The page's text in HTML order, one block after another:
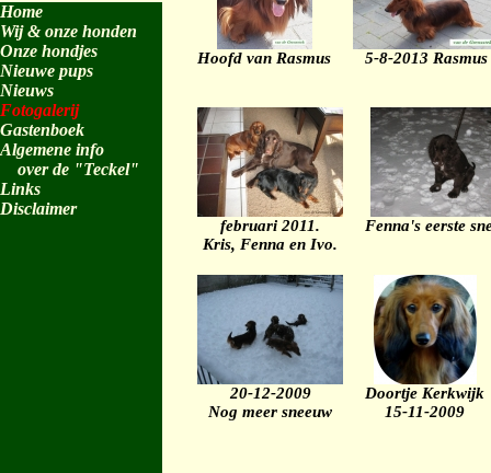
Home
Wij & onze honden
Onze hondjes
Nieuwe pups
Nieuws
Fotogalerij
Gastenboek
Algemene info
over de "Teckel"
Links
Disclaimer
Hoofd van Rasmus 5-8-2013 Rasmus
februari 2011.
Kris, Fenna en Ivo.
Fenna's eerste
20-12-2009
Nog meer sneeuw
Doortje Kerkwijk
15-11-2009